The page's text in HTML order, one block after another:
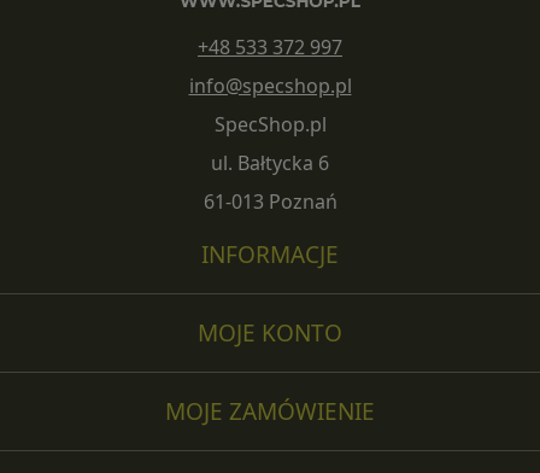
MOJE ZAMÓWIENIE
MOJE KONTO
+48 533 372 997
info@specshop.pl
SpecShop.pl
ul. Bałtycka 6
61-013 Poznań
INFORMACJE